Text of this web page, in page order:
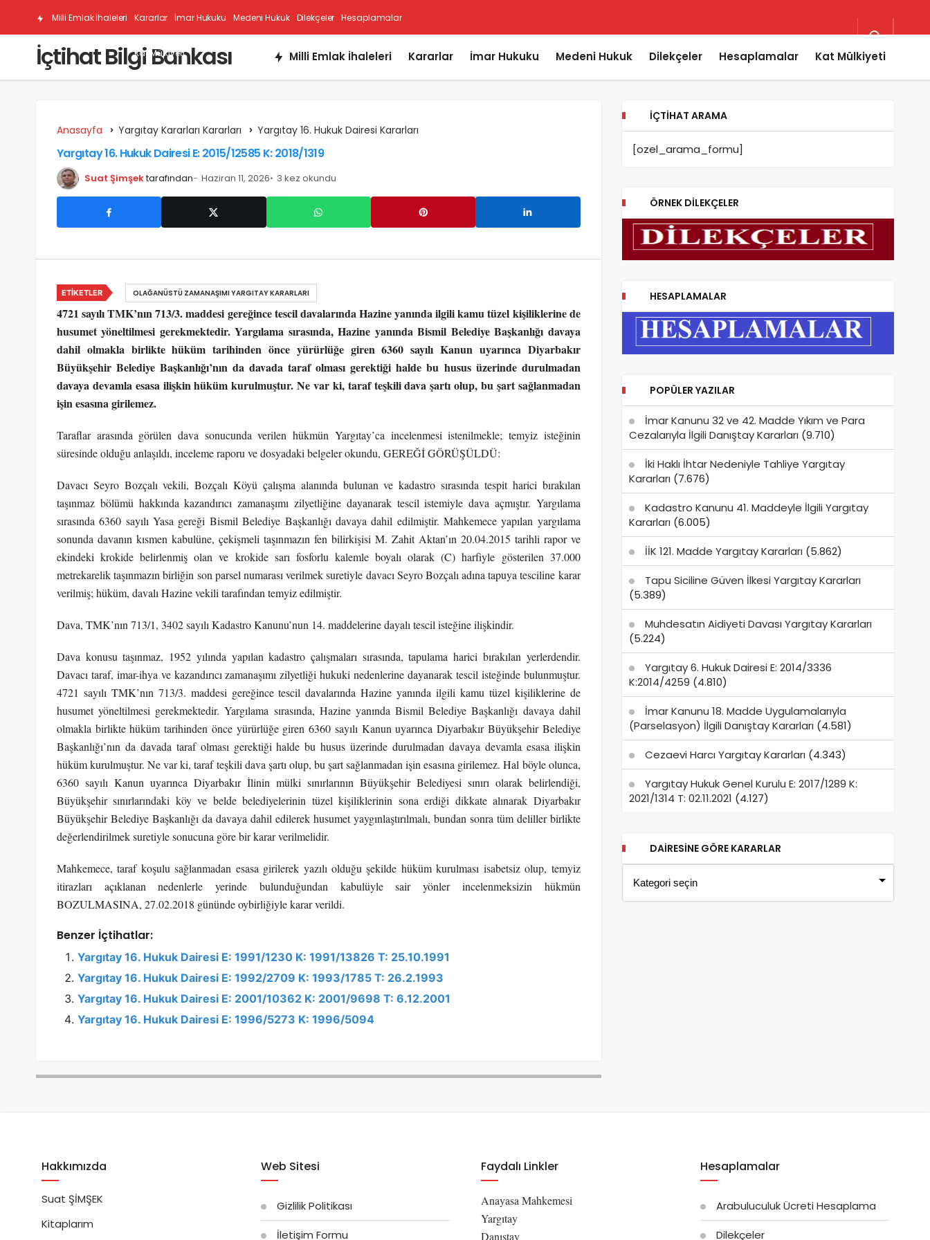
Milli Emlak İhaleleri Kararlar İmar Hukuku Medeni Hukuk Dilekçeler Hesaplamalar
Kat Mülkiyeti
İçtihat Bilgi Bankası Milli Emlak İhaleleri Kararlar İmar Hukuku Medeni Hukuk Dilekçeler Hesaplamalar Kat Mülkiyeti
Anasayfa Yargıtay Kararları Kararları Yargıtay 16. Hukuk Dairesi Kararları
Yargıtay 16. Hukuk Dairesi E: 2015/12585 K: 2018/1319
Suat Şimşektarafından Haziran 11, 2026 3 kez okundu
4721 sayılı TMK’nın 713/3. maddesi gereğince tescil davalarında Hazine yanında ilgili kamu tüzel kişiliklerine de
husumet yöneltilmesi gerekmektedir. Yargılama sırasında, Hazine yanında Bismil Belediye Başkanlığı davaya
dahil olmakla birlikte hüküm tarihinden önce yürürlüğe giren 6360 sayılı Kanun uyarınca Diyarbakır
Büyükşehir Belediye Başkanlığı’nın da davada taraf olması gerektiği halde bu husus üzerinde durulmadan
davaya devamla esasa ilişkin hüküm kurulmuştur. Ne var ki, taraf teşkili dava şartı olup, bu şart sağlanmadan
işin esasına girilemez.
Taraflar arasında görülen dava sonucunda verilen hükmün Yargıtay’ca incelenmesi istenilmekle; temyiz isteğinin
süresinde olduğu anlaşıldı, inceleme raporu ve dosyadaki belgeler okundu, GEREĞİ GÖRÜŞÜLDÜ:
Davacı Seyro Bozçalı vekili, Bozçalı Köyü çalışma alanında bulunan ve kadastro sırasında tespit harici bırakılan
taşınmaz bölümü hakkında kazandırıcı zamanaşımı zilyetliğine dayanarak tescil istemiyle dava açmıştır. Yargılama
sırasında 6360 sayılı Yasa gereği Bismil Belediye Başkanlığı davaya dahil edilmiştir. Mahkemece yapılan yargılama
sonunda davanın kısmen kabulüne, çekişmeli taşınmazın fen bilirkişisi M. Zahit Aktan’ın 20.04.2015 tarihli rapor ve
ekindeki krokide belirlenmiş olan ve krokide sarı fosforlu kalemle boyalı olarak (C) harfiyle gösterilen 37.000
metrekarelik taşınmazın birliğin son parsel numarası verilmek suretiyle davacı Seyro Bozçalı adına tapuya tesciline karar
verilmiş; hüküm, davalı Hazine vekili tarafından temyiz edilmiştir.
Dava, TMK’nın 713/1, 3402 sayılı Kadastro Kanunu’nun 14. maddelerine dayalı tescil isteğine ilişkindir.
Dava konusu taşınmaz, 1952 yılında yapılan kadastro çalışmaları sırasında, tapulama harici bırakılan yerlerdendir.
Davacı taraf, imar-ihya ve kazandırıcı zamanaşımı zilyetliği hukuki nedenlerine dayanarak tescil isteğinde bulunmuştur.
4721 sayılı TMK’nın 713/3. maddesi gereğince tescil davalarında Hazine yanında ilgili kamu tüzel kişiliklerine de
husumet yöneltilmesi gerekmektedir. Yargılama sırasında, Hazine yanında Bismil Belediye Başkanlığı davaya dahil
olmakla birlikte hüküm tarihinden önce yürürlüğe giren 6360 sayılı Kanun uyarınca Diyarbakır Büyükşehir Belediye
Başkanlığı’nın da davada taraf olması gerektiği halde bu husus üzerinde durulmadan davaya devamla esasa ilişkin
hüküm kurulmuştur. Ne var ki, taraf teşkili dava şartı olup, bu şart sağlanmadan işin esasına girilemez. Hal böyle olunca,
6360 sayılı Kanun uyarınca Diyarbakır İlinin mülki sınırlarının Büyükşehir Belediyesi sınırı olarak belirlendiği,
Büyükşehir sınırlarındaki köy ve belde belediyelerinin tüzel kişiliklerinin sona erdiği dikkate alınarak Diyarbakır
Büyükşehir Belediye Başkanlığı da davaya dahil edilerek husumet yaygınlaştırılmalı, bundan sonra tüm deliller birlikte
değerlendirilmek suretiyle sonucuna göre bir karar verilmelidir.
Mahkemece, taraf koşulu sağlanmadan esasa girilerek yazılı olduğu şekilde hüküm kurulması isabetsiz olup, temyiz
itirazları açıklanan nedenlerle yerinde bulunduğundan kabulüyle sair yönler incelenmeksizin hükmün
BOZULMASINA, 27.02.2018 gününde oybirliğiyle karar verildi.
Benzer İçtihatlar:
Yargıtay 16. Hukuk Dairesi E: 1991/1230 K: 1991/13826 T: 25.10.1991
Yargıtay 16. Hukuk Dairesi E: 1992/2709 K: 1993/1785 T: 26.2.1993
Yargıtay 16. Hukuk Dairesi E: 2001/10362 K: 2001/9698 T: 6.12.2001
Yargıtay 16. Hukuk Dairesi E: 1996/5273 K: 1996/5094
ETIKETLER OLAĞANÜSTÜ ZAMANAŞIMI YARGITAY KARARLARI
İÇTIHAT ARAMA
[ozel_arama_formu]
ÖRNEK DILEKÇELER
HESAPLAMALAR
POPÜLER YAZILAR
İmar Kanunu 32 ve 42. Madde Yıkım ve Para
Cezalarıyla İlgili Danıştay Kararları (9.710)
İki Haklı İhtar Nedeniyle Tahliye Yargıtay
Kararları (7.676)
Kadastro Kanunu 41. Maddeyle İlgili Yargıtay
Kararları (6.005)
İİK 121. Madde Yargıtay Kararları (5.862)
Tapu Siciline Güven İlkesi Yargıtay Kararları
(5.389)
Muhdesatın Aidiyeti Davası Yargıtay Kararları
(5.224)
Yargıtay 6. Hukuk Dairesi E: 2014/3336
K:2014/4259 (4.810)
İmar Kanunu 18. Madde Uygulamalarıyla
(Parselasyon) İlgili Danıştay Kararları (4.581)
Cezaevi Harcı Yargıtay Kararları (4.343)
Yargıtay Hukuk Genel Kurulu E: 2017/1289 K:
2021/1314 T: 02.11.2021 (4.127)
DAIRESINE GÖRE KARARLAR
Hakkımızda
Suat ŞİMŞEK
Kitaplarım
Web Sitesi
Gizlilik Politikası
İletişim Formu
Faydalı Linkler
Anayasa Mahkemesi
Yargıtay
Danıştay
Hesaplamalar
Arabuluculuk Ücreti Hesaplama
Dilekçeler